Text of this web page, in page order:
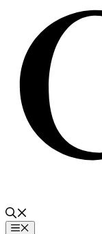
содержимому
Меню